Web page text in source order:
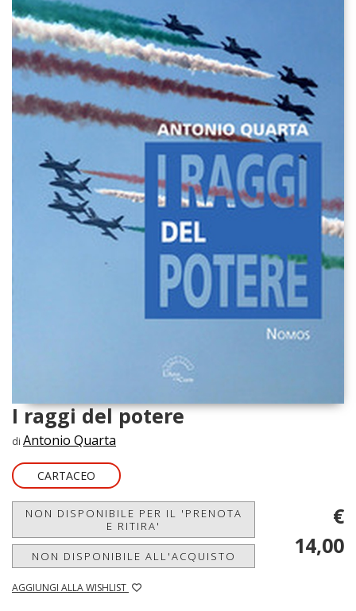
I raggi del potere
di Antonio Quarta
CARTACEO
NON DISPONIBILE PER IL 'PRENOTA
E RITIRA'
NON DISPONIBILE ALL'ACQUISTO
AGGIUNGI ALLA WISHLIST
€
14,00